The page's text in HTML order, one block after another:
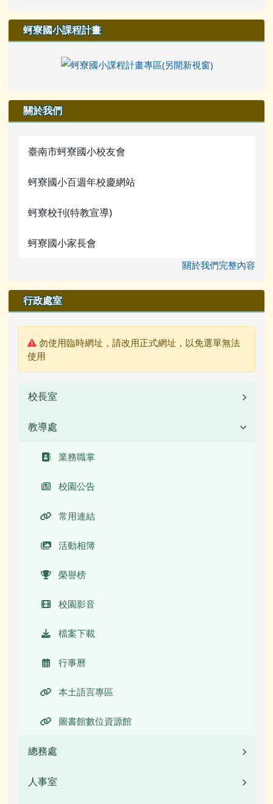
蚵寮國小課程計畫
關於我們
臺南市蚵寮國小校友會
蚵寮國小百週年校慶網站
蚵寮校刊(特教宣導)
蚵寮國小家長會
關於我們完整內容
行政處室
警告:
勿使用臨時網址，請改用正式網址，以免選單無法
使用
校長室
校長簡介(另開新視窗)
教導處
業務職掌
校園公告
常用連結
活動相簿
榮譽榜
校園影音
檔案下載
行事曆
本土語言專區
圖書館數位資源館
總務處
人事室